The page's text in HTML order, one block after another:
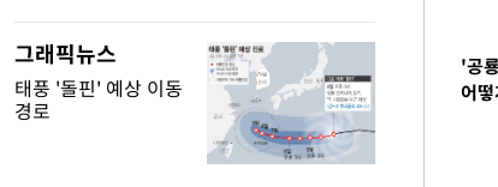
그래픽뉴스
태풍 '돌핀' 예상 이동
경로
'공
어